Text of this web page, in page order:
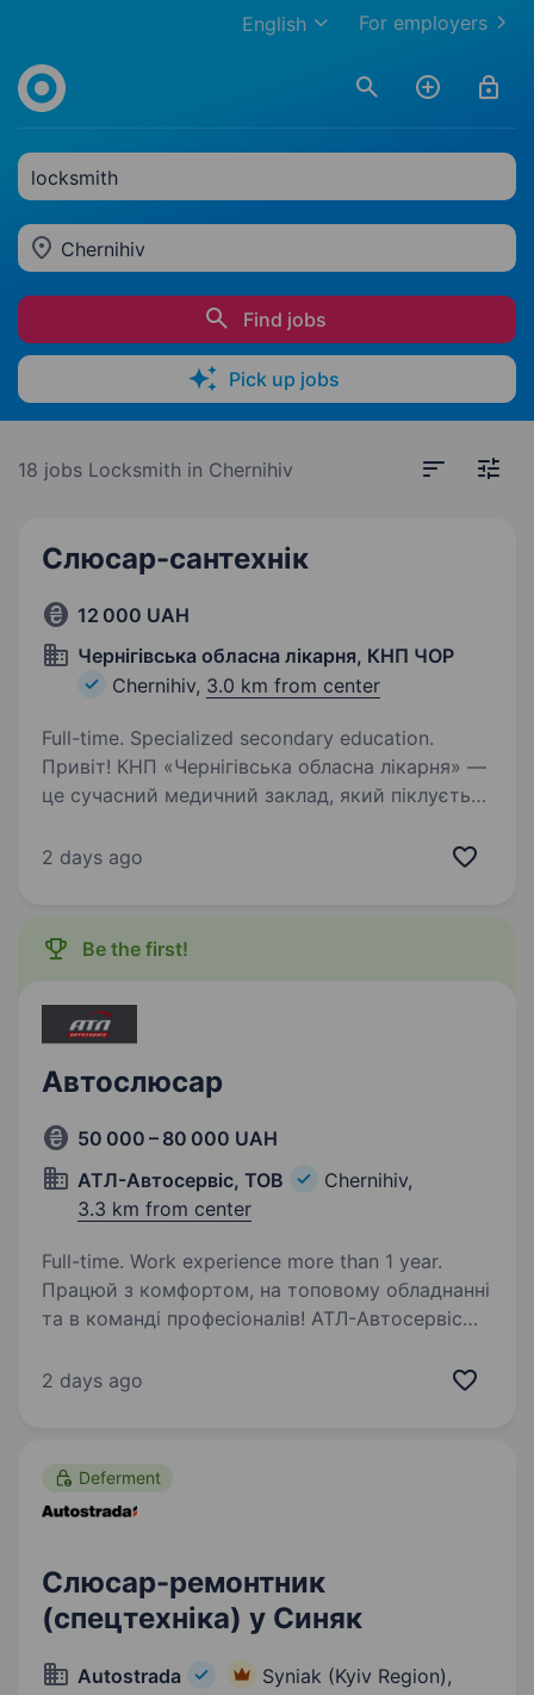
For employers
English
locksmith
Chernihiv
Find jobs
Pick up jobs
18 jobs Locksmith in Chernihiv
Слюсар-сантехнік
12 000 UAH
Чернігівська обласна лікарня, КНП ЧОР
Chernihiv, 3.0 km from center
Full-time. Specialized secondary education.
Привіт! КНП «Чернігівська обласна лікарня» —
це сучасний медичний заклад, який піклується
Ми шукаємо відповідального та старанного
2 days ago
Be the first!
Автослюсар
50 000 – 80 000 UAH
АТЛ-Автосервіс, ТОВ
Chernihiv,
3.3 km from center
Full-time. Work experience more than 1 year.
Працюй з комфортом, на топовому обладнанні
та в команді професіоналів! АТЛ-Автосервіс
50 000 — 80 000+ грн (може бути більше-
2 days ago
Deferment
Слюсар-ремонтник
(спецтехніка) у Синяк
Autostrada
Syniak (Kyiv Region),